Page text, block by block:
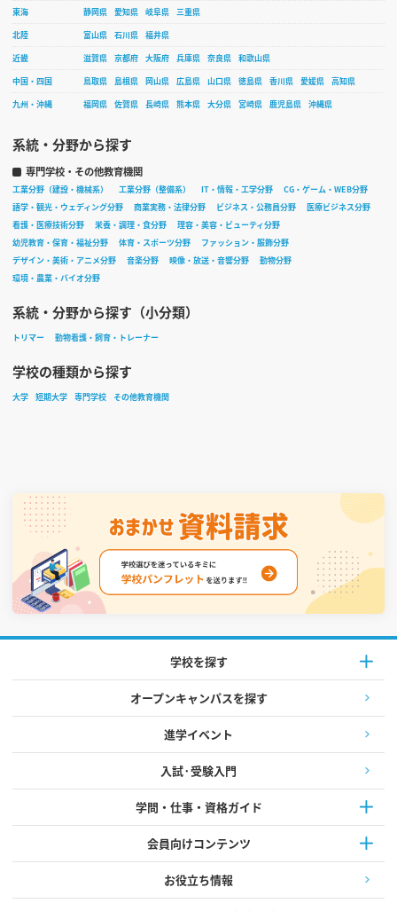
東海
静岡県 愛知県 岐阜県
三重県
北陸
富山県 石川県
福井県
近畿
滋賀県 京都府 大阪府 兵庫県 奈良県
和歌山県
中国・四国
鳥取県 島根県 岡山県 広島県 山口県 徳島県 香川県 愛媛県
高知県
九州・沖縄
福岡県 佐賀県 長崎県 熊本県 大分県 宮崎県 鹿児島県 沖縄県
系統・分野から探す
専門学校・その他教育機関
工業分野（建設・機械系） 工業分野（整備系） IT・情報・工学分野
CG・ゲーム・WEB分野
語学・観光・ウェディング分野
商業実務・法律分野 ビジネス・公務員分野
医療ビジネス分野
看護・医療技術分野
栄養・調理・食分野
理容・美容・ビューティ分野
幼児教育・保育・福祉分野
体育・スポーツ分野
ファッション・服飾分野
デザイン・美術・アニメ分野
音楽分野 映像・放送・音響分野
動物分野
環境・農業・バイオ分野
系統・分野から探す（小分類）
トリマー 動物看護・飼育・トレーナー
学校の種類から探す
大学 短期大学 専門学校 その他教育機関
学校を探す
オープンキャンパスを探す
進学イベント
入試·受験入門
学問・仕事・資格ガイド
会員向けコンテンツ
お役立ち情報